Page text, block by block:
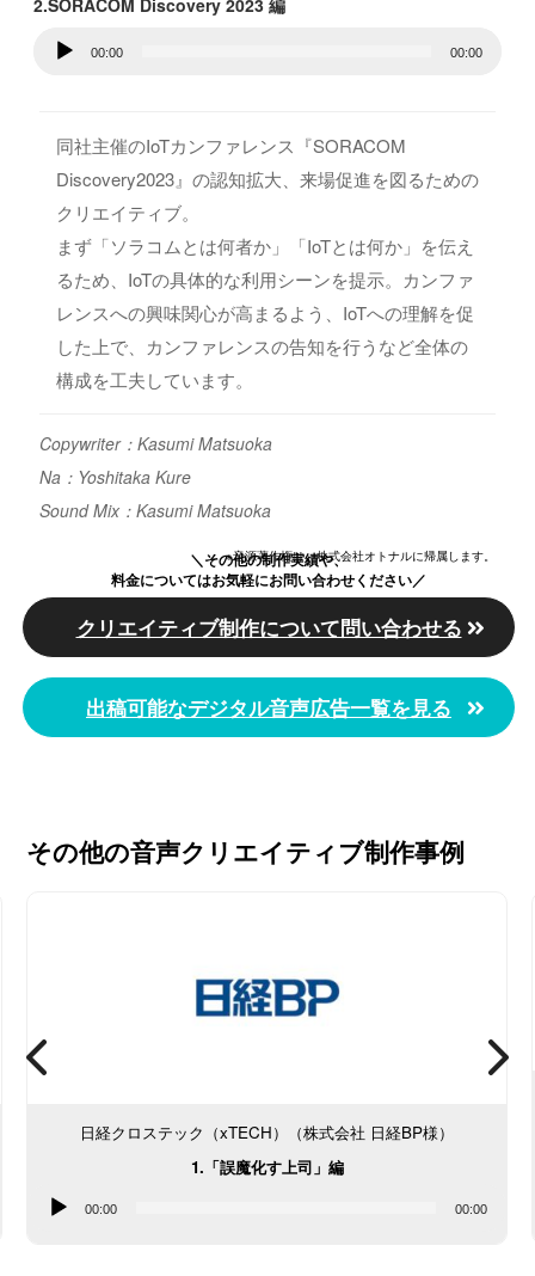
00:00 00:00
同社主催のIoTカンファレンス『SORACOM
Discovery2023』の認知拡大、来場促進を図るための
クリエイティブ。
まず「ソラコムとは何者か」「IoTとは何か」を伝え
るため、IoTの具体的な利用シーンを提示。カンファ
レンスへの興味関心が高まるよう、IoTへの理解を促
した上で、カンファレンスの告知を行うなど全体の
構成を工夫しています。
Copywriter：Kasumi Matsuoka
Na：Yoshitaka Kure
Sound Mix：Kasumi Matsuoka
※音源著作権は、株式会社オトナルに帰属します。
＼その他の制作実績や、
料金についてはお気軽にお問い合わせください／
クリエイティブ制作について問い合わせる
出稿可能なデジタル音声広告一覧を見る
その他の音声クリエイティブ制作事例
日経クロステック（xTECH）（株式会社 日経BP様）
1.「誤魔化す上司」編
00:00 00:00